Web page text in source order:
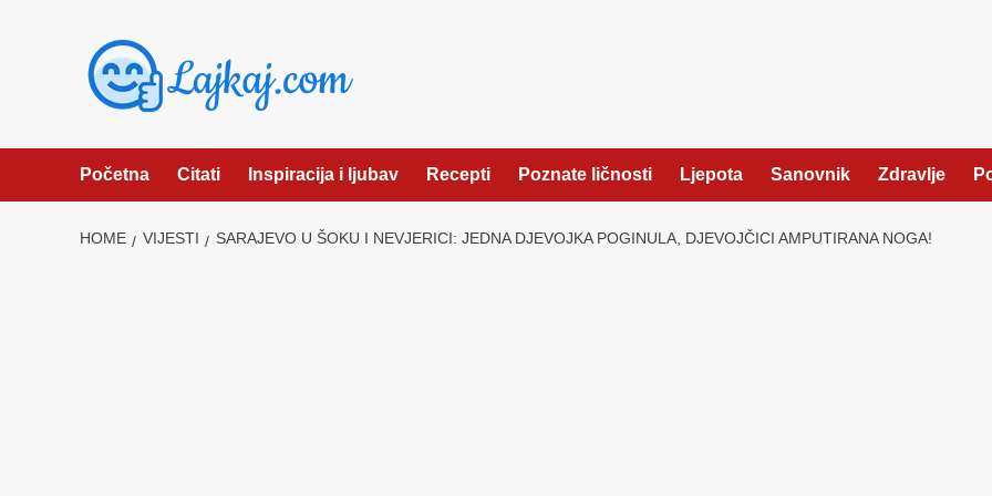
Početna Citati Inspiracija i ljubav Recepti Poznate ličnosti Ljepota Sanovnik Zdravlje
HOME VIJESTI SARAJEVO U ŠOKU I NEVJERICI: JEDNA DJEVOJKA POGINULA, DJEVOJČICI AMPUTIRANA NOGA!